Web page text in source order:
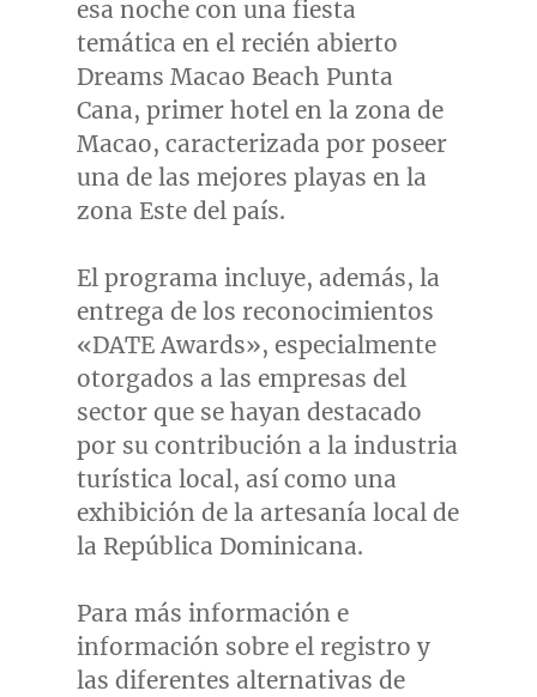
esa noche con una fiesta
temática en el recién abierto
Dreams Macao Beach Punta
Cana, primer hotel en la zona de
Macao, caracterizada por poseer
una de las mejores playas en la
zona Este del país.
El programa incluye, además, la
entrega de los reconocimientos
«DATE Awards», especialmente
otorgados a las empresas del
sector que se hayan destacado
por su contribución a la industria
turística local, así como una
exhibición de la artesanía local de
la República Dominicana.
Para más información e
información sobre el registro y
las diferentes alternativas de